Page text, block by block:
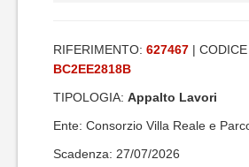
RIFERIMENTO: 627467 |
BC2EE2818B
TIPOLOGIA: Appalto Lavori
Ente: Consorzio Villa Reale e
Scadenza: 27/07/2026